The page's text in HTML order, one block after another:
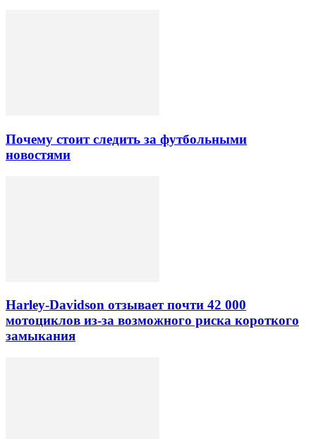
Почему стоит следить за футбольными
новостями
Harley-Davidson отзывает почти 42 000
мотоциклов из-за возможного риска короткого
замыкания